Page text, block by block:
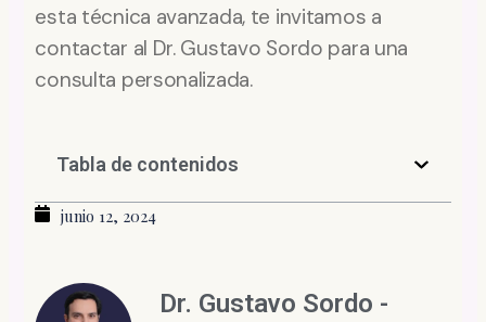
esta técnica avanzada, te invitamos a
contactar al Dr. Gustavo Sordo para una
consulta personalizada.
Tabla de contenidos
junio 12, 2024
Dr. Gustavo Sordo -